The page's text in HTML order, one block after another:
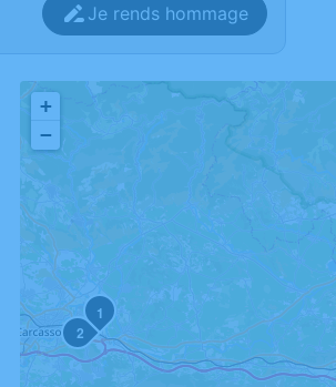
Je rends hommage
1
2
+
−